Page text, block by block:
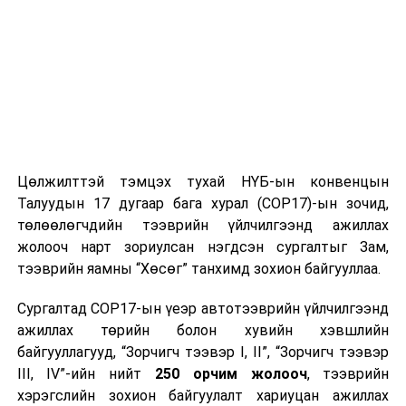
Цөлжилттэй тэмцэх тухай НҮБ-ын конвенцын
Талуудын 17 дугаар бага хурал (COP17)-ын зочид,
төлөөлөгчдийн тээврийн үйлчилгээнд ажиллах
жолооч нарт зориулсан нэгдсэн сургалтыг Зам,
тээврийн яамны “Хөсөг” танхимд зохион байгууллаа.
Сургалтад COP17-ын үеэр автотээврийн үйлчилгээнд
ажиллах төрийн болон хувийн хэвшлийн
байгууллагууд, “Зорчигч тээвэр I, II”, “Зорчигч тээвэр
III, IV”-ийн нийт 250 орчим жолооч, тээврийн
хэрэгслийн зохион байгуулалт хариуцан ажиллах